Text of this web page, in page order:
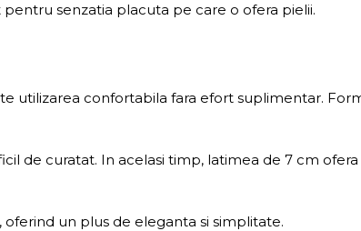
senzatia placuta pe care o ofera pielii.
utilizarea confortabila fara efort suplimentar.
de curatat. In acelasi timp, latimea de 7 cm
un plus de eleganta si simplitate.